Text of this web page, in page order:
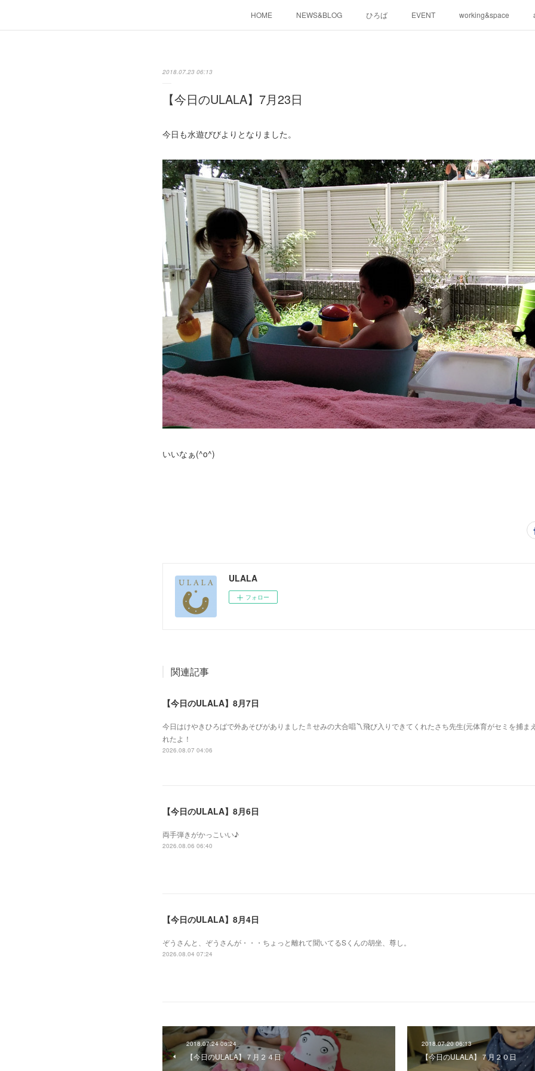
HOME NEWS&BLOG ひろば EVENT working&space
2018.07.23 06:13
【今日のULALA】7月23日
今日も水遊びびよりとなりました。
いいなぁ(^o^)
ULALA
フォロー
関連記事
【今日のULALA】8月7日
今日はけやきひろばで外あそびがありました🚿せみの大合唱〽飛び入りできてくれたさち先生(元体育がセミを捕ま
れたよ！
2026.08.07 04:06
【今日のULALA】8月6日
両手弾きがかっこいい♪
2026.08.06 06:40
【今日のULALA】8月4日
ぞうさんと、ぞうさんが・・・ちょっと離れて聞いてるSくんの胡坐、尊し。
2026.08.04 07:24
2018.07.24 06:24
【今日のULALA】７月２４日
2018.07.20 06:13
【今日のULALA】７月２０日